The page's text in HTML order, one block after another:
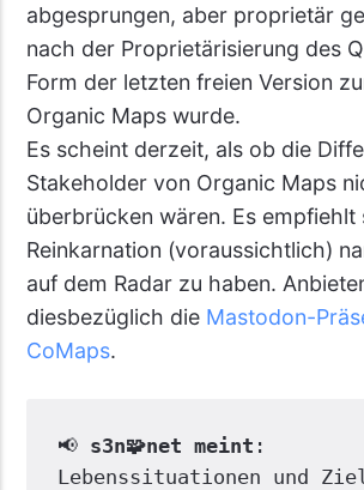
abgesprungen, aber proprietär
nach der Proprietärisierung des
Form der letzten freien Version
Organic Maps wurde.
Es scheint derzeit, als ob die
Stakeholder von Organic Maps
überbrücken wären. Es empfiehlt
Reinkarnation (voraussichtlich)
auf dem Radar zu haben.
diesbezüglich die Mastodon-
CoMaps.
📢 s3n🧩net meint :
Lebenssituationen und